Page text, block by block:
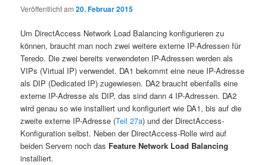
Veröffentlicht am20. Februar 2015
Um DirectAccess Network Load Balancing konfigurieren zu
können, braucht man noch zwei weitere externe IP-Adressen für
Teredo. Die zwei bereits verwendeten IP-Adressen werden als
VIPs (Virtual IP) verwendet. DA1 bekommt eine neue IP-Adresse
als DIP (Dedicated IP) zugewiesen. DA2 braucht ebenfalls eine
externe IP-Adresse als DIP, das sind dann 4 IP-Adressen. DA2
wird genau so wie installiert und konfiguriert wie DA1, bis auf die
zweite externe IP-Adresse (Teil 27a) und der DirectAccess-
Konfiguration selbst. Neben der DirectAccess-Rolle wird auf
beiden Servern noch das Feature Network Load Balancing
installiert.